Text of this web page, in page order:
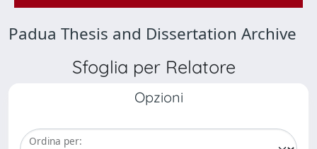
Padua Thesis and Dissertation Archive
Sfoglia per Relatore
Opzioni
Ordina per: